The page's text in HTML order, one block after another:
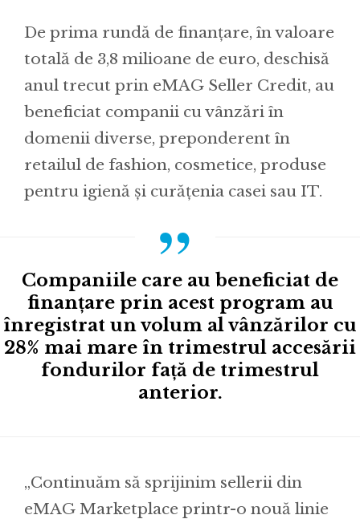
De prima rundă de finanțare, în valoare
totală de 3,8 milioane de euro, deschisă
anul trecut prin eMAG Seller Credit, au
beneficiat companii cu vânzări în
domenii diverse, preponderent în
retailul de fashion, cosmetice, produse
pentru igienă și curățenia casei sau IT.
Companiile care au beneficiat de
finanțare prin acest program au
înregistrat un volum al vânzărilor cu
28% mai mare în trimestrul accesării
fondurilor față de trimestrul
anterior.
„Continuăm să sprijinim sellerii din
eMAG Marketplace printr-o nouă linie